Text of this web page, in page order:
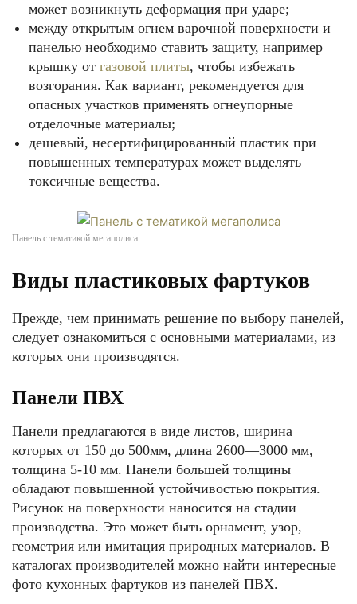
может возникнуть деформация при ударе;
между открытым огнем варочной поверхности и
панелью необходимо ставить защиту, например
крышку от газовой плиты, чтобы избежать
возгорания. Как вариант, рекомендуется для
опасных участков применять огнеупорные
отделочные материалы;
дешевый, несертифицированный пластик при
повышенных температурах может выделять
токсичные вещества.
Панель с тематикой мегаполиса
Виды пластиковых фартуков
Прежде, чем принимать решение по выбору панелей,
следует ознакомиться с основными материалами, из
которых они производятся.
Панели ПВХ
Панели предлагаются в виде листов, ширина
которых от 150 до 500мм, длина 2600—3000 мм,
толщина 5-10 мм. Панели большей толщины
обладают повышенной устойчивостью покрытия.
Рисунок на поверхности наносится на стадии
производства. Это может быть орнамент, узор,
геометрия или имитация природных материалов. В
каталогах производителей можно найти интересные
фото кухонных фартуков из панелей ПВХ.